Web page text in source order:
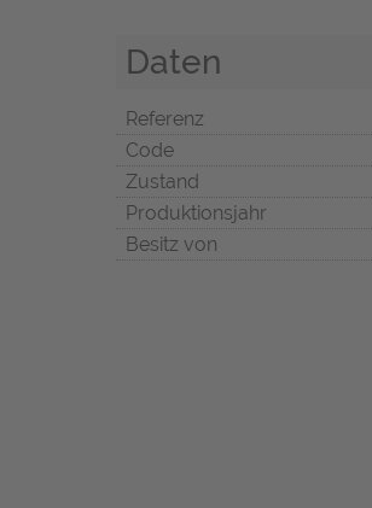
Daten
Referenz
Code
Zustand
Produktionsjahr
Besitz von